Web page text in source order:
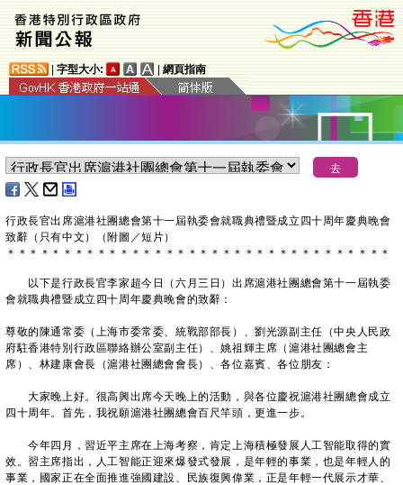
字型大小: 網頁指南
​行政長官出席滬港社團總會第十一屆執委會就職典禮暨成立四十周年慶典晚會
致辭（只有中文）（附圖／短片）
＊ ＊ ＊ ＊ ＊ ＊ ＊ ＊ ＊ ＊ ＊ ＊ ＊ ＊ ＊ ＊ ＊ ＊ ＊ ＊ ＊ ＊ ＊ ＊ ＊ ＊ ＊ ＊ ＊ ＊ ＊ ＊ ＊ ＊
以下是行政長官李家超今日（六月三日）出席滬港社團總會第十一屆執委
會就職典禮暨成立四十周年慶典晚會的致辭：
尊敬的陳通常委（上海市委常委、統戰部部長）、劉光源副主任（中央人民政
府駐香港特別行政區聯絡辦公室副主任）、姚祖輝主席（滬港社團總會主
席）、林建康會長（滬港社團總會會長）、各位嘉賓、各位朋友：
大家晚上好。很高興出席今天晚上的活動，與各位慶祝滬港社團總會成立
四十周年。首先，我祝願滬港社團總會百尺竿頭，更進一步。
今年四月，習近平主席在上海考察，肯定上海積極發展人工智能取得的實
效。習主席指出，人工智能正迎來爆發式發展，是年輕的事業，也是年輕人的
事業，國家正在全面推進強國建設、民族復興偉業，正是年輕一代展示才華、